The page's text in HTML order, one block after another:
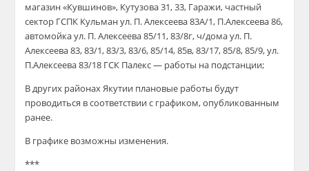
магазин «Кувшинов», Кутузова 31,33, Гаражи, частный
сектор ГСПК Кульман ул. П. Алексеева 83А/1, П.Алексеева 86,
автомойка ул. П. Алексеева 85/11, 83/8г, ч/дома ул. П.
Алексеева 83, 83/1, 83/3, 83/6, 85/14, 85в, 83/17, 85/8, 85/9, ул.
П.Алексеева 83/18 ГСК Палекс — работы на подстанции;
В других районах Якутии плановые работы будут
проводиться в соответствии с графиком, опубликованным
ранее.
В графике возможны изменения.
***